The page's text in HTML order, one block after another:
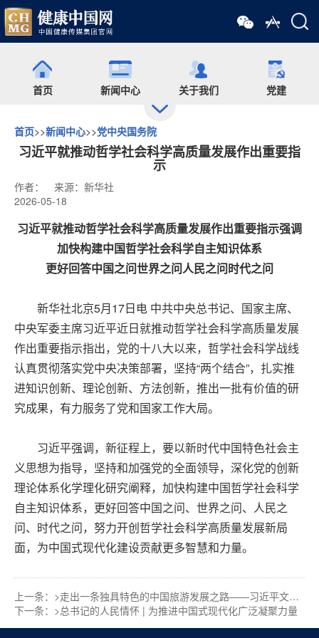
首页 新闻中心 关于我们 党建
出版 食药网 培训 会展
药师在线 舆情
微信矩阵
首页>>新闻中心>>党中央国务院
习近平就推动哲学社会科学高质量发展作出重要指
示
作者：
来源：新华社
2026-05-18
习近平就推动哲学社会科学高质量发展作出重要指示强调
加快构建中国哲学社会科学自主知识体系
更好回答中国之问世界之问人民之问时代之问
新华社北京5月17日电 中共中央总书记、国家主席、
中央军委主席习近平近日就推动哲学社会科学高质量发展
作出重要指示指出，党的十八大以来，哲学社会科学战线
认真贯彻落实党中央决策部署，坚持“两个结合”，扎实推
进知识创新、理论创新、方法创新，推出一批有价值的研
究成果，有力服务了党和国家工作大局。
习近平强调，新征程上，要以新时代中国特色社会主
义思想为指导，坚持和加强党的全面领导，深化党的创新
理论体系化学理化研究阐释，加快构建中国哲学社会科学
自主知识体系，更好回答中国之问、世界之问、人民之
问、时代之问，努力开创哲学社会科学高质量发展新局
面，为中国式现代化建设贡献更多智慧和力量。
上一条：>走出一条独具特色的中国旅游发展之路——习近平文化思想引领旅游强国建设
下一条：>总书记的人民情怀 | 为推进中国式现代化广泛凝聚力量